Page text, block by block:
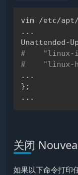
.. .
Unattended-
#    "linux-
#    "linux-
..
} ;
..
关闭
如果以下命令打印